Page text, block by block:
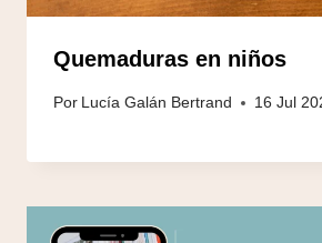
Quemaduras en niños
Por Lucía Galán Bertrand 16 Jul